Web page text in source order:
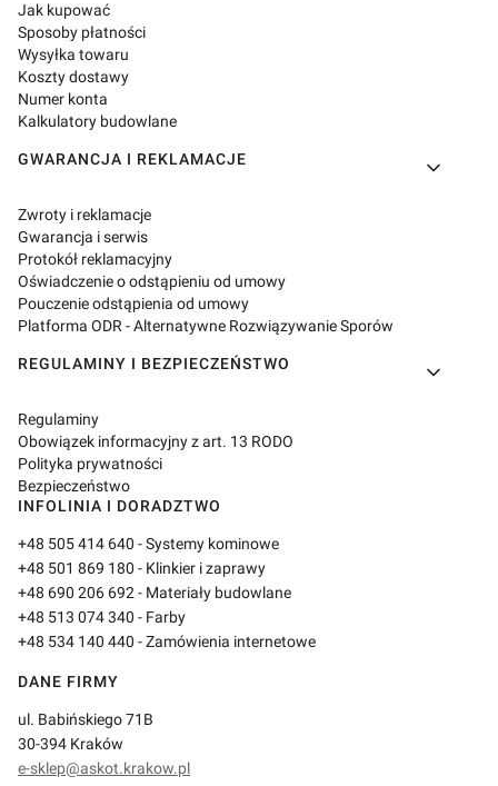
Jak kupować
Sposoby płatności
Wysyłka towaru
Koszty dostawy
Numer konta
Kalkulatory budowlane
GWARANCJA I REKLAMACJE
Zwroty i reklamacje
Gwarancja i serwis
Protokół reklamacyjny
Oświadczenie o odstąpieniu od umowy
Pouczenie odstąpienia od umowy
Platforma ODR - Alternatywne Rozwiązywanie Sporów
REGULAMINY I BEZPIECZEŃSTWO
Regulaminy
Obowiązek informacyjny z art. 13 RODO
Polityka prywatności
Bezpieczeństwo
INFOLINIA I DORADZTWO
+48 505 414 640 - Systemy kominowe
+48 501 869 180 - Klinkier i zaprawy
+48 690 206 692 - Materiały budowlane
+48 513 074 340 - Farby
+48 534 140 440 - Zamówienia internetowe
DANE FIRMY
ul. Babińskiego 71B
30-394 Kraków
e-sklep@askot.krakow.pl